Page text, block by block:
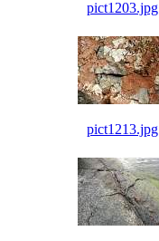
pict1203.jpg
pict1213.jpg